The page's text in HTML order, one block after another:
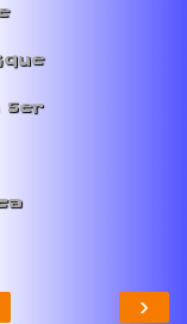
ser
›